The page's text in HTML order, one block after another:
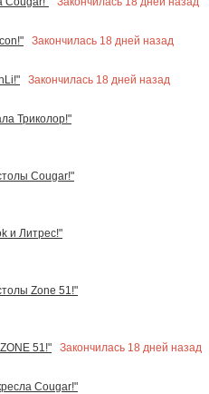
Закончилась 18 дней назад
Закончилась 18 дней назад
Триколор!"
Cougar!"
и Литрес!"
Zone 51!"
51!"
Закончилась 18 дней назад
Cougar!"